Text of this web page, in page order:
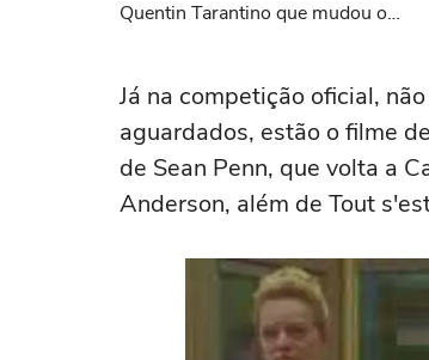
Quentin Tarantino que mudou o
Já na competição oficial,
aguardados, estão o filme
de Sean Penn, que volta a
Anderson, além de Tout